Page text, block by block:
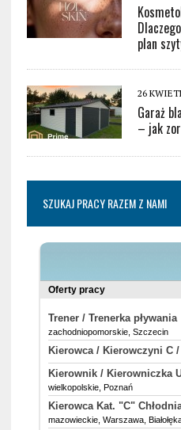
plan
26
Garaż
– jak
SZUKAJ PRACY RAZEM Z NAMI